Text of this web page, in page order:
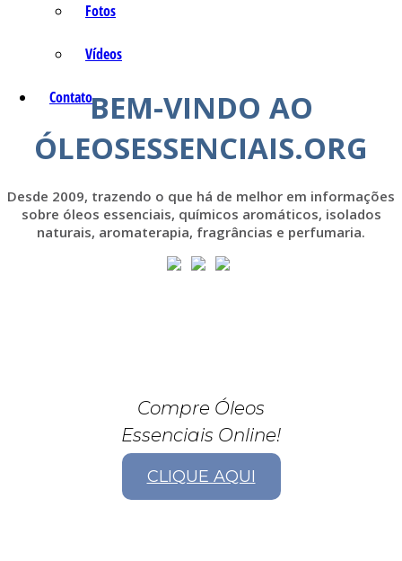
Fotos
Vídeos
ContatoBEM-VINDO AO
ÓLEOSESSENCIAIS.ORG
Desde 2009, trazendo o que há de melhor em informações
sobre óleos essenciais, químicos aromáticos, isolados
naturais, aromaterapia, fragrâncias e perfumaria.
Compre Óleos
Essenciais Online!
CLIQUE AQUI